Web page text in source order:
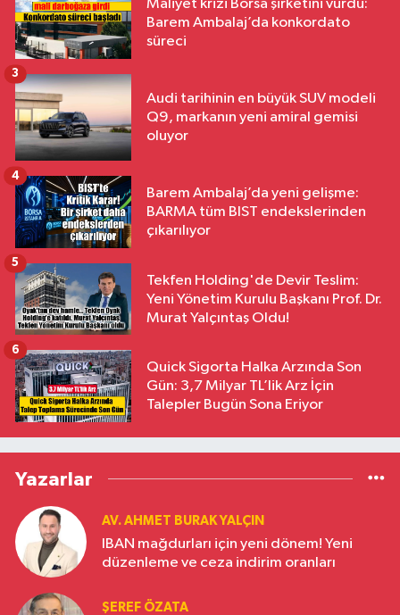
Maliyet krizi Borsa şirketini vurdu:
Barem Ambalaj’da konkordato
süreci
Audi tarihinin en büyük SUV modeli
Q9, markanın yeni amiral gemisi
oluyor
3
Barem Ambalaj’da yeni gelişme:
BARMA tüm BIST endekslerinden
çıkarılıyor
4
Tekfen Holding'de Devir Teslim:
Yeni Yönetim Kurulu Başkanı Prof. Dr.
Murat Yalçıntaş Oldu!
5
Quick Sigorta Halka Arzında Son
Gün: 3,7 Milyar TL’lik Arz İçin
Talepler Bugün Sona Eriyor
6
Yazarlar
AV. AHMET BURAK YALÇIN
IBAN mağdurları için yeni dönem! Yeni
düzenleme ve ceza indirim oranları
ŞEREF ÖZATA